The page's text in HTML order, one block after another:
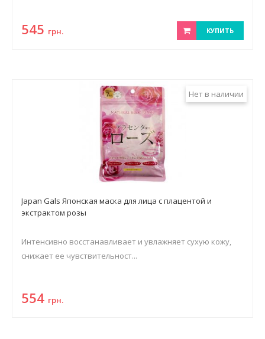
545 грн. КУПИТЬ
Нет в наличии
Japan Gals Японская маска для лица с плацентой и
экстрактом розы
Интенсивно восстанавливает и увлажняет сухую кожу,
снижает ее чувствительност...
554 грн.